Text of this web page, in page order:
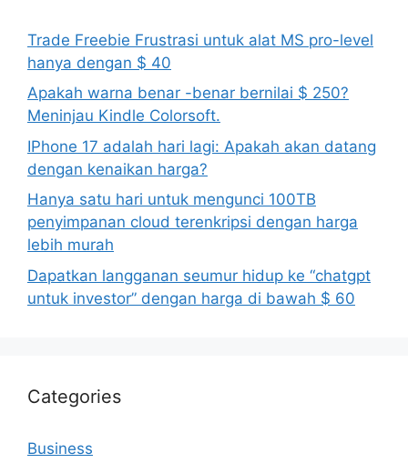
Trade Freebie Frustrasi untuk alat MS pro-level
hanya dengan $ 40
Apakah warna benar -benar bernilai $ 250?
Meninjau Kindle Colorsoft.
IPhone 17 adalah hari lagi: Apakah akan datang
dengan kenaikan harga?
Hanya satu hari untuk mengunci 100TB
penyimpanan cloud terenkripsi dengan harga
lebih murah
Dapatkan langganan seumur hidup ke “chatgpt
untuk investor” dengan harga di bawah $ 60
Categories
Business